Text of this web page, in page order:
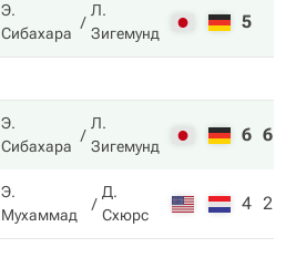
Э.
Сибахара
Л.
Зигемунд
5
Э.
Сибахара
Л.
Зигемунд
6 6
Э.
Мухаммад
Д.
Схюрс
4 2